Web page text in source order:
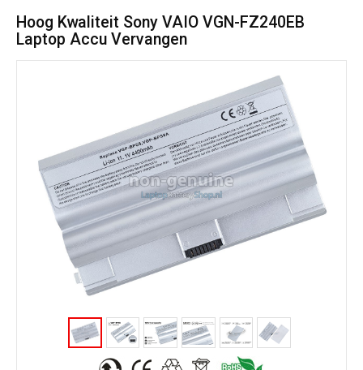
Hoog Kwaliteit Sony VAIO VGN-FZ240EB
Laptop Accu Vervangen